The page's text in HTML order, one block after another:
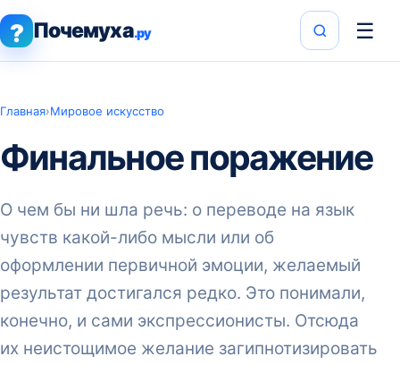
? Почемуха.ру ☰
Главная›Мировое искусство
Финальное поражение
О чем бы ни шла речь: о переводе на язык
чувств какой-либо мысли или об
оформлении первичной эмоции, желаемый
результат достигался редко. Это понимали,
конечно, и сами экспрессионисты. Отсюда
их неистощимое желание загипнотизировать